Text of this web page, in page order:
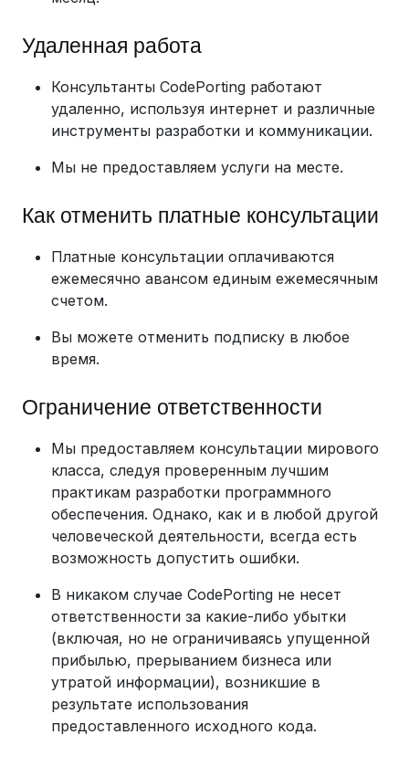
Удаленная работа
Консультанты CodePorting работают
удаленно, используя интернет и различные
инструменты разработки и коммуникации.
Мы не предоставляем услуги на месте.
Как отменить платные консультации
Платные консультации оплачиваются
ежемесячно авансом единым ежемесячным
счетом.
Вы можете отменить подписку в любое
время.
Ограничение ответственности
Мы предоставляем консультации мирового
класса, следуя проверенным лучшим
практикам разработки программного
обеспечения. Однако, как и в любой другой
человеческой деятельности, всегда есть
возможность допустить ошибки.
В никаком случае CodePorting не несет
ответственности за какие-либо убытки
(включая, но не ограничиваясь упущенной
прибылью, прерыванием бизнеса или
утратой информации), возникшие в
результате использования
предоставленного исходного кода.